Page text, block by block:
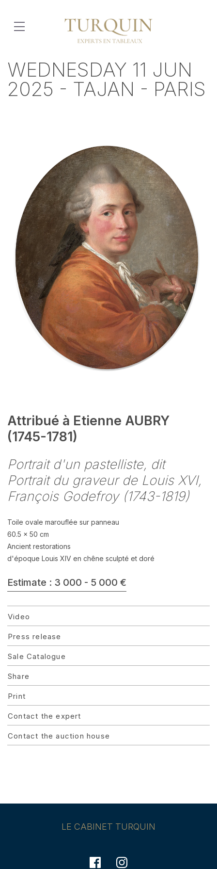
WEDNESDAY 11 JUN
2025 - TAJAN - PARIS
Attribué à Etienne AUBRY
(1745-1781)
Portrait d'un pastelliste, dit
Portrait du graveur de Louis XVI,
François Godefroy (1743-1819)
Toile ovale marouflée sur panneau
60.5 x 50 cm
Ancient restorations
d'époque Louis XIV en chêne sculpté et doré
Estimate : 3 000 - 5 000 €
Video
Press release
Sale Catalogue
Share
Print
Contact the expert
Contact the auction house
LE CABINET TURQUIN